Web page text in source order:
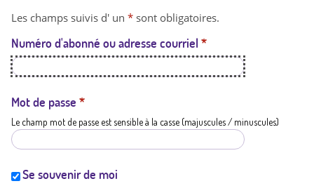
t
a
t
i
Les champs suivis d' un * sont obligatoires.
Numéro d'abonné ou adresse courriel *
Mot de passe *
Le champ mot de passe est sensible à la casse (majuscules / minuscules)
Se souvenir de moi